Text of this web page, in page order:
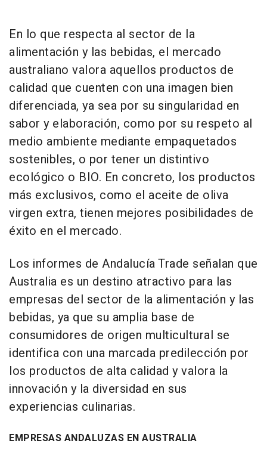
En lo que respecta al sector de la
alimentación y las bebidas, el mercado
australiano valora aquellos productos de
calidad que cuenten con una imagen bien
diferenciada, ya sea por su singularidad en
sabor y elaboración, como por su respeto al
medio ambiente mediante empaquetados
sostenibles, o por tener un distintivo
ecológico o BIO. En concreto, los productos
más exclusivos, como el aceite de oliva
virgen extra, tienen mejores posibilidades de
éxito en el mercado.
Los informes de Andalucía Trade señalan que
Australia es un destino atractivo para las
empresas del sector de la alimentación y las
bebidas, ya que su amplia base de
consumidores de origen multicultural se
identifica con una marcada predilección por
los productos de alta calidad y valora la
innovación y la diversidad en sus
experiencias culinarias.
EMPRESAS ANDALUZAS EN AUSTRALIA